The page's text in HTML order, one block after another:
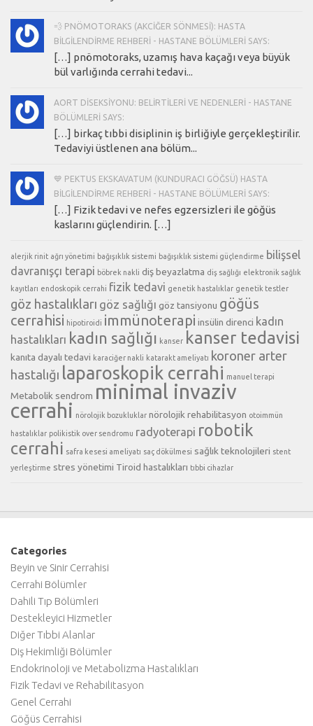
💨 PNÖMOTORAKS (AKCIĞER SÖNMESI): HASTA
BILGILENDIRME REHBERI - HASTANE BÖLÜMLERI SAYS:
[…] pnömotoraks, uzamış hava kaçağı veya büyük
bül varlığında cerrahi tedavi...
AORT DISEKSIYONU: BELIRTILERI VE NEDENLERI - HASTANE
BÖLÜMLERI SAYS:
[…] birkaç tıbbi disiplinin iş birliğiyle gerçekleştirilir.
Tedaviyi üstlenen ana bölüm...
💙 PEKTUS EKSKAVATUM (KUNDURACI GÖĞSÜ) HASTA
BILGILENDIRME REHBERI - HASTANE BÖLÜMLERI SAYS:
[…] Fizik tedavi ve nefes egzersizleri ile göğüs
kaslarını güçlendirin. […]
alerjik rinit ağrı yönetimi bağışıklık sistemi bağışıklık sistemi güçlendirme bilişsel
davranışçı terapi böbrek nakli diş beyazlatma diş sağlığı elektronik sağlık
kayıtları endoskopik cerrahi fizik tedavi genetik hastalıklar genetik testler
göz hastalıkları göz sağlığı göz tansiyonu göğüs
cerrahisi hipotiroidi immünoterapi insülin direnci kadın
hastalıkları kadın sağlığı kanser kanser tedavisi
kanıta dayalı tedavi karaciğer nakli katarakt ameliyatı koroner arter
hastalığı laparoskopik cerrahi manuel terapi
Metabolik sendrom minimal invaziv
cerrahi nörolojik bozukluklar nörolojik rehabilitasyon otoimmün
hastalıklar polikistik over sendromu radyoterapi robotik
cerrahi safra kesesi ameliyatı saç dökülmesi sağlık teknolojileri stent
yerleştirme stres yönetimi Tiroid hastalıkları tıbbi cihazlar
Categories
Beyin ve Sinir Cerrahisi
Cerrahi Bölümler
Dahili Tıp Bölümleri
Destekleyici Hizmetler
Diğer Tıbbi Alanlar
Diş Hekimliği Bölümler
Endokrinoloji ve Metabolizma Hastalıkları
Fizik Tedavi ve Rehabilitasyon
Genel Cerrahi
Göğüs Cerrahisi